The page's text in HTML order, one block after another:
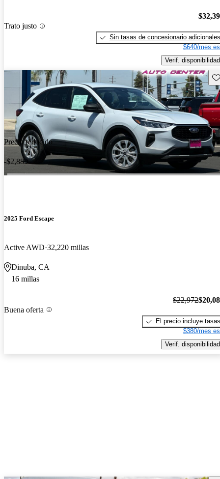
Trato justo
Sin tasas de concesionario adicionales
$640/mes
Verif. disponibilidad
Precio reducido
-$2,889
2025 Ford Escape
Active AWD 32,220 millas
Dinuba, CA
16 millas
Buena oferta
$22,972
El precio incluye tasas
$380/mes
Verif. disponibilidad